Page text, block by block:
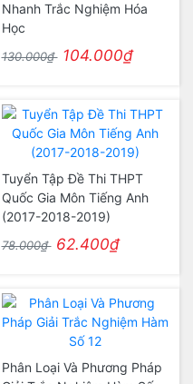
Nhanh Trắc Nghiệm Hóa
Học
130.000₫ 104.000₫
Tuyển Tập Đề Thi THPT
Quốc Gia Môn Tiếng Anh
(2017-2018-2019)
78.000₫ 62.400₫
Phân Loại Và Phương Pháp